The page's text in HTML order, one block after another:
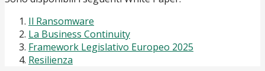
Il Ransomware
La Business Continuity
Framework Legislativo Europeo 2025
Resilienza